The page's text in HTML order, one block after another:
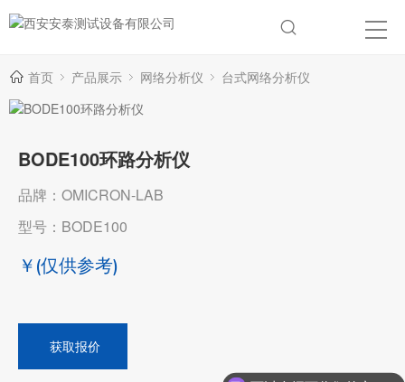
首页 产品展示 网络分析仪 台式网络分析仪
BODE100环路分析仪
品牌：OMICRON-LAB
型号：BODE100
￥ (仅供参考)
获取报价